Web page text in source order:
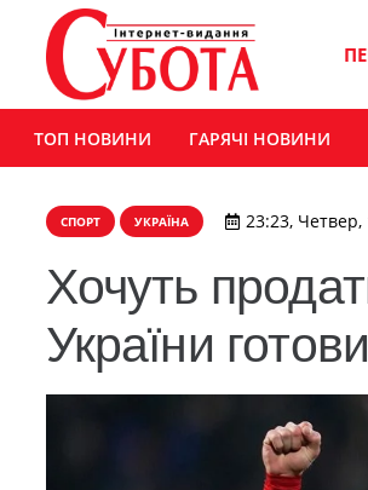
ТОП НОВИНИ ГАРЯЧІ НОВИНИ
СПОРТ УКРАЇНА 23:23,
Хочуть
України